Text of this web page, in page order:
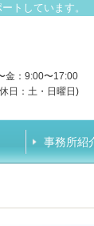
トしています。
金：9:00〜17:00
日：土・日曜日)
事務所紹